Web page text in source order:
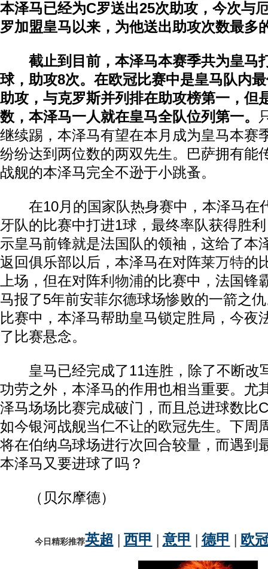
本泽马已经为C罗送出25次助攻，今次与
罗加盟皇马以来，为他送出助攻次数最多
截止到目前，本泽马本赛季共为皇马
球，助攻8次。在欧冠比赛中是皇马队内
助攻，与克罗斯并列排在助攻榜第一，但
数，本泽马一人就在皇马全队位列第一。
继续踢，本泽马有望在本月成为皇马本赛
纷纷达到两位数的两双先生。巴萨拥有能
战舰的本泽马完全不逊于小跳蚤。
在10月的国家队热身赛中，本泽马在
牙队的比赛中打进1球，最终率队获得胜
示皇马前锋就是法国队的领袖，这给了本
返回俱乐部以后，本泽马在对阵莱万特的
上场，但在对阵利物浦的比赛中，法国锋
马报了5年前安菲尔德球场惨败的一箭之
比赛中，本泽马帮助皇马锁定胜局，今夜
了比赛悬念。
皇马已经完成了11连胜，除了不断改
功劳之外，本泽马的作用也相当重要。尤
泽马场场比赛完成破门，而且总进球数比
如今银河战舰当仁不让的欧冠先生。下周
将在伯纳乌球场进行次回合较量，而遇到
本泽马又要进球了吗？
（贝尔摩德）